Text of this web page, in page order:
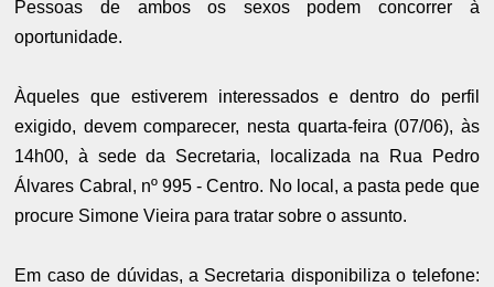
Pessoas de ambos os sexos podem concorrer à
oportunidade.
Àqueles que estiverem interessados e dentro do perfil
exigido, devem comparecer, nesta quarta-feira (07/06), às
14h00, à sede da Secretaria, localizada na Rua Pedro
Álvares Cabral, nº 995 - Centro. No local, a pasta pede que
procure Simone Vieira para tratar sobre o assunto.
Em caso de dúvidas, a Secretaria disponibiliza o telefone: